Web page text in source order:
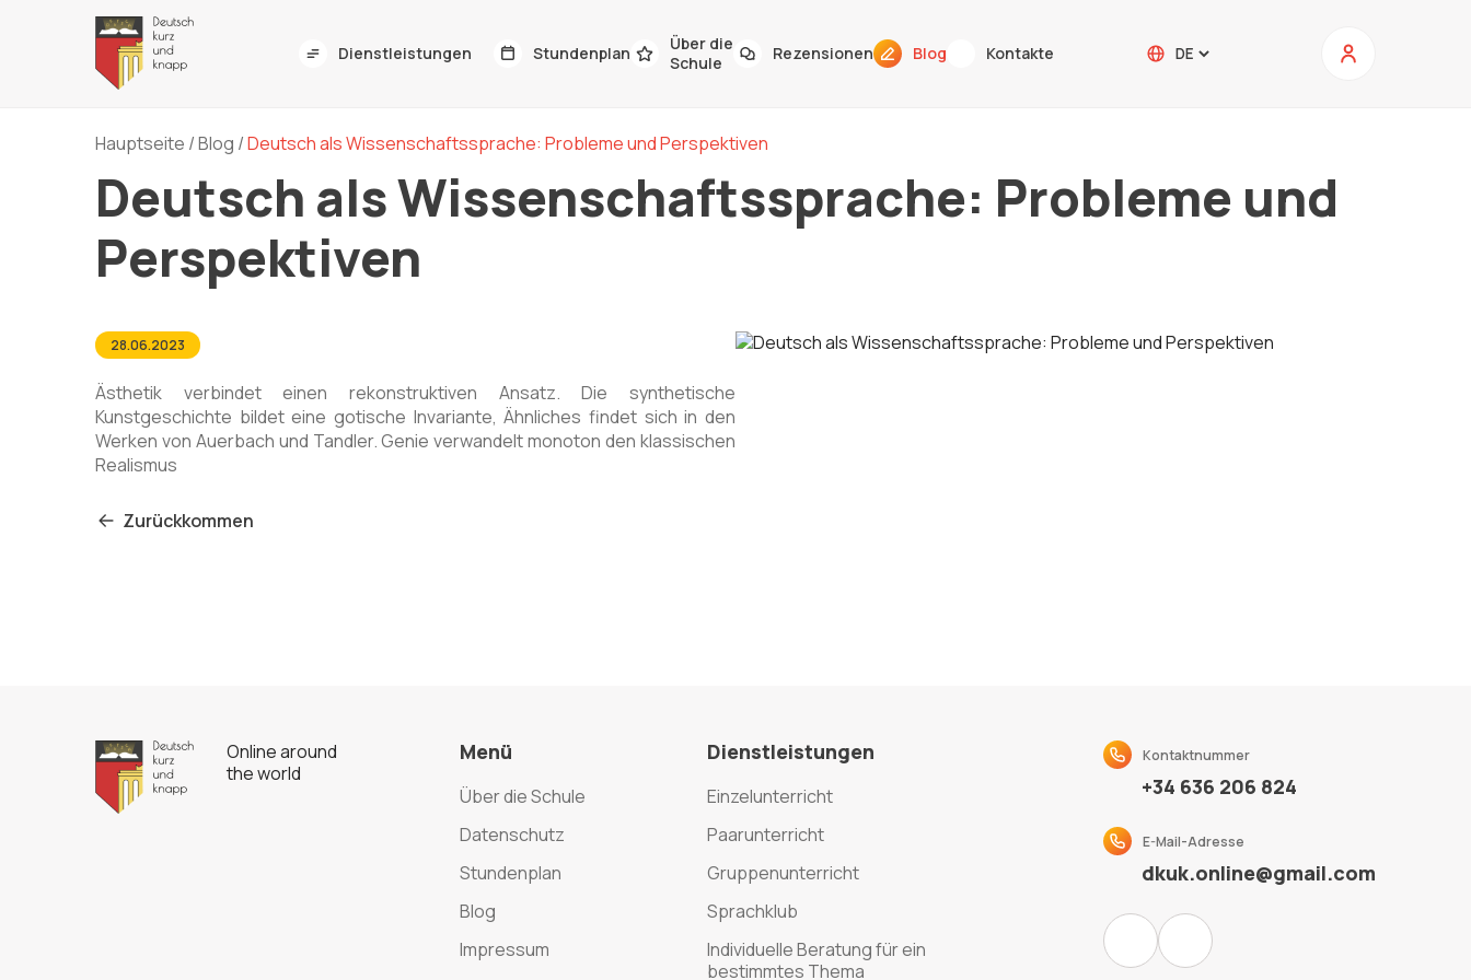
Dienstleistungen Stundenplan
Über die
Schule
Rezensionen Blog Kontakte
Hauptseite /Blog /Deutsch als Wissenschaftssprache: Probleme und Perspektiven
Deutsch als Wissenschaftssprache: Probleme und
Perspektiven
28.06.2023
Ästhetik verbindet einen rekonstruktiven Ansatz. Die synthetische
Kunstgeschichte bildet eine gotische Invariante, Ähnliches findet sich in den
Werken von Auerbach und Tandler. Genie verwandelt monoton den klassischen
Realismus
Zurückkommen
Online around
the world
Menü
Über die Schule
Datenschutz
Stundenplan
Blog
Impressum
Dienstleistungen
Einzelunterricht
Paarunterricht
Gruppenunterricht
Sprachklub
Individuelle Beratung für ein
bestimmtes Thema
Kontaktnummer
+34 636 206 824
E-Mail-Adresse
dkuk.online@gmail.com